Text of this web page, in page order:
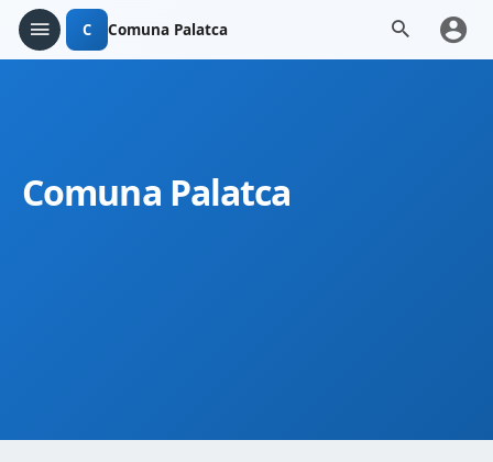
C Comuna Palatca
Comuna Palatca